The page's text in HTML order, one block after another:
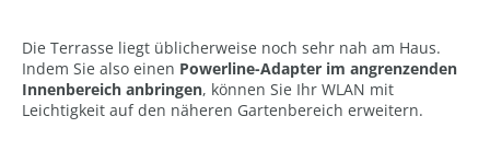
Die Terrasse liegt üblicherweise noch sehr nah am Haus.
Indem Sie also einen Powerline-Adapter im angrenzenden
Innenbereich anbringen, können Sie Ihr WLAN mit
Leichtigkeit auf den näheren Gartenbereich erweitern.